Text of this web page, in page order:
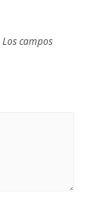
Los campos